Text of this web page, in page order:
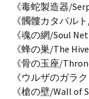
《毒蛇製造器/
《髑髏カタパル
《魂の網/Soul Net
《蜂の巣/The Hive
《骨の玉座/
《ウルザのガラク
《槍の壁/Wall of